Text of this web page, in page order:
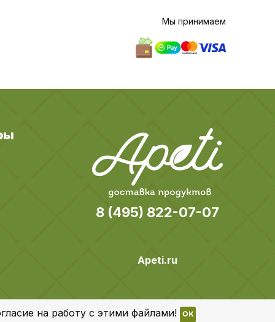
Мы принимаем
8 (495) 822-07-07
Apeti.ru
на работу с этими файлами! OK